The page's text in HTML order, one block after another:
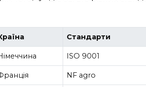
Стандарти
ISO 9001
NF agro